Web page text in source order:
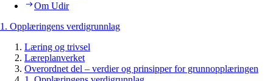
Om Udir
1. Opplæringens verdigrunnlag
Læring og trivsel
Læreplanverket
Overordnet del – verdier og prinsipper for grunnopplæringen